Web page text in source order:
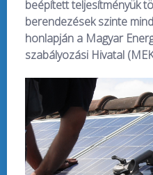
beépített teljesítményük
berendezések szinte
honlapján a Magyar
szabályozási Hivatal